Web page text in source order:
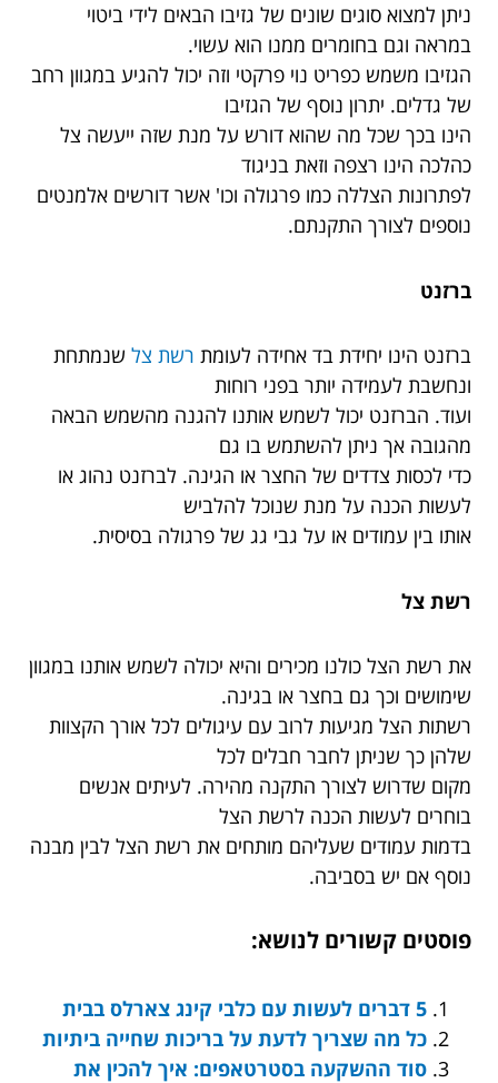
ניתן למצוא סוגים שונים של גזיבו הבאים לידי ביטוי
במראה וגם בחומרים ממנו הוא עשוי.
הגזיבו משמש כפריט נוי פרקטי וזה יכול להגיע במגוון רחב
של גדלים. יתרון נוסף של הגזיבו
הינו בכך שכל מה שהוא דורש על מנת שזה ייעשה צל
כהלכה הינו רצפה וזאת בניגוד
לפתרונות הצללה כמו פרגולה וכו' אשר דורשים אלמנטים
נוספים לצורך התקנתם.
ברזנט
ברזנט הינו יחידת בד אחידה לעומת רשת צל שנמתחת
ונחשבת לעמידה יותר בפני רוחות
ועוד. הברזנט יכול לשמש אותנו להגנה מהשמש הבאה
מהגובה אך ניתן להשתמש בו גם
כדי לכסות צדדים של החצר או הגינה. לברזנט נהוג או
לעשות הכנה על מנת שנוכל להלביש
אותו בין עמודים או על גבי גג של פרגולה בסיסית.
רשת צל
את רשת הצל כולנו מכירים והיא יכולה לשמש אותנו במגוון
שימושים וכך גם בחצר או בגינה.
רשתות הצל מגיעות לרוב עם עיגולים לכל אורך הקצוות
שלהן כך שניתן לחבר חבלים לכל
מקום שדרוש לצורך התקנה מהירה. לעיתים אנשים
בוחרים לעשות הכנה לרשת הצל
בדמות עמודים שעליהם מותחים את רשת הצל לבין מבנה
נוסף אם יש בסביבה.
פוסטים קשורים לנושא:
5 דברים לעשות עם כלבי קינג צארלס בבית
כל מה שצריך לדעת על בריכות שחייה ביתיות
סוד ההשקעה בסטרטאפים: איך להכין את